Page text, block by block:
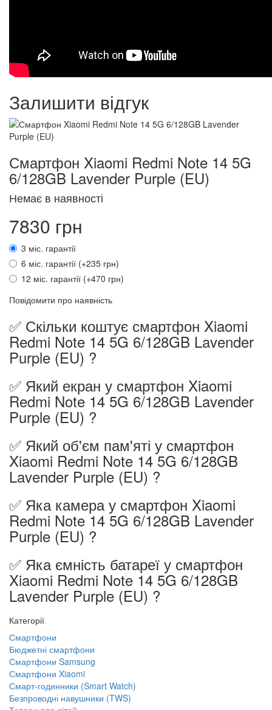
Залишити відгук
Смартфон Xiaomi Redmi Note 14 5G
6/128GB Lavender Purple (EU)
Немає в наявності
7830 грн
3 міс. гарантії
6 міс. гарантії (+235 грн)
12 міс. гарантії (+470 грн)
Повідомити про наявність
✅ Скільки коштує смартфон Xiaomi
Redmi Note 14 5G 6/128GB Lavender
Purple (EU) ?
✅ Який екран у смартфон Xiaomi
Redmi Note 14 5G 6/128GB Lavender
Purple (EU) ?
✅ Який об'єм пам'яті у смартфон
Xiaomi Redmi Note 14 5G 6/128GB
Lavender Purple (EU) ?
✅ Яка камера у смартфон Xiaomi
Redmi Note 14 5G 6/128GB Lavender
Purple (EU) ?
✅ Яка ємність батареї у смартфон
Xiaomi Redmi Note 14 5G 6/128GB
Lavender Purple (EU) ?
Категорії
Смартфони
Бюджетні смартфони
Смартфони Samsung
Смартфони Xiaomi
Смарт-годинники (Smart Watch)
Безпроводні навушники (TWS)